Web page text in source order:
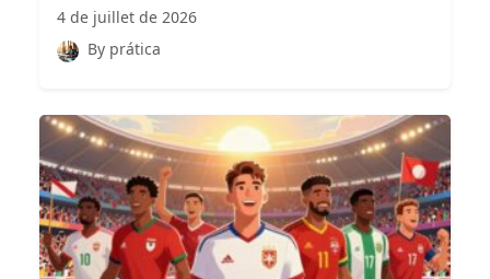
4 de juillet de 2026
By prática